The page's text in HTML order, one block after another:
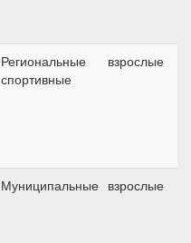
Региональные
спортивные
взрослые
Муниципальные взрослые